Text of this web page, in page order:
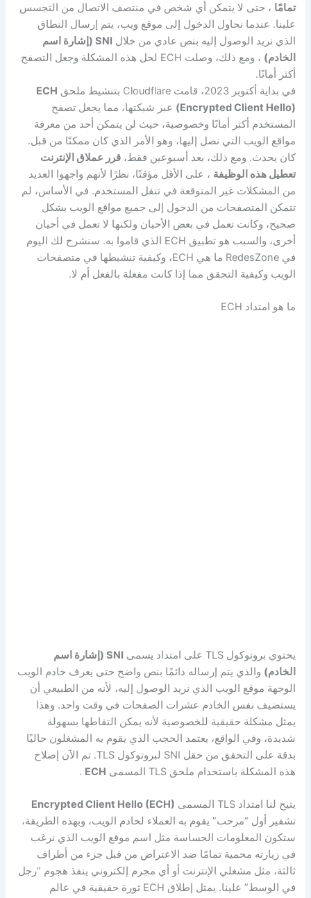
تمامًا ، حتى لا يتمكن أي شخص في منتصف الاتصال من التجسس
علينا. عندما نحاول الدخول إلى موقع ويب، يتم إرسال النطاق
الذي نريد الوصول إليه بنص عادي من خلال
SNI (إشارة اسم
الخادم)
، ومع ذلك، وصلت ECH لحل هذه المشكلة وجعل التصفح
أكثر أمانًا.
في بداية أكتوبر 2023، قامت Cloudflare بتنشيط ملحق
ECH
(Encrypted Client Hello) عبر شبكتها، مما يجعل تصفح
المستخدم أكثر أمانًا وخصوصية، حيث لن يتمكن أحد من معرفة
مواقع الويب التي نصل إليها، وهو الأمر الذي كان ممكنًا من قبل.
كان يحدث. ومع ذلك، بعد أسبوعين فقط،قرر عملاق الإنترنت
تعطيل هذه الوظيفة ، على الأقل مؤقتًا، نظرًا لأنهم واجهوا العديد
من المشكلات غير المتوقعة في تنقل المستخدم. في الأساس، لم
تتمكن المتصفحات من الدخول إلى جميع مواقع الويب بشكل
صحيح، وكانت تعمل في بعض الأحيان ولكنها لا تعمل في أحيان
أخرى، والسبب هو تطبيق ECH الذي قاموا به. سنشرح لك اليوم
في RedesZone ما هي ECH، وكيفية تنشيطها في متصفحات
الويب وكيفية التحقق مما إذا كانت مفعلة بالفعل أم لا.
ما هو امتداد ECH
يحتوي بروتوكول TLS على امتداد يسمى
SNI (إشارة اسم
الخادم) والذي يتم إرساله دائمًا بنص واضح حتى يعرف خادم الويب
الوجهة موقع الويب الذي نريد الوصول إليه، لأنه من الطبيعي أن
يستضيف نفس الخادم عشرات الصفحات في وقت واحد. وهذا
يمثل مشكلة حقيقية للخصوصية لأنه يمكن التقاطها بسهولة
شديدة، وفي الواقع، يعتمد الحجب الذي يقوم به المشغلون حاليًا
بدقة على التحقق من حقل SNI لبروتوكول TLS. تم الآن إصلاح
هذه المشكلة باستخدام ملحق TLS المسمى
ECH
.
يتيح لنا امتداد TLS المسمى
Encrypted Client Hello (ECH)
تشفير أول “مرحب” يقوم به العملاء لخادم الويب، وبهذه الطريقة،
ستكون المعلومات الحساسة مثل اسم موقع الويب الذي نرغب
في زيارته محمية تمامًا ضد الاعتراض من قبل جزء من أطراف
ثالثة، مثل مشغلي الإنترنت أو أي مجرم إلكتروني ينفذ هجوم “رجل
في الوسط” علينا. يمثل إطلاق ECH ثورة حقيقية في عالم